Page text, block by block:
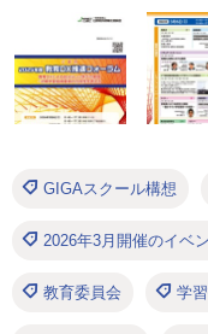
GIGAスクール構想
2026年3月開催のイベ
教育委員会 学